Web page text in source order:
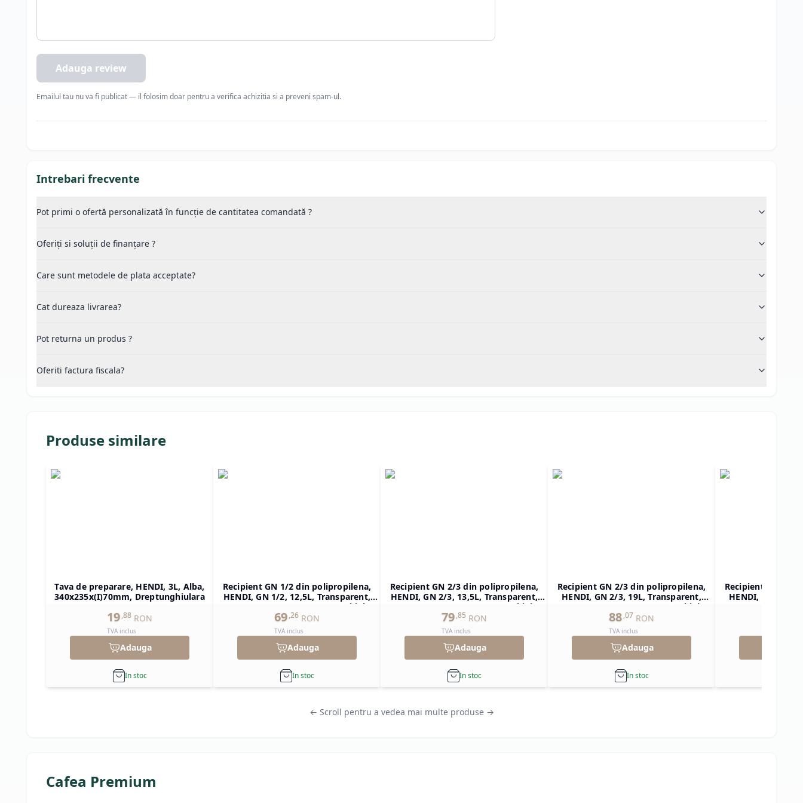
Adauga review
Emailul tau nu va fi publicat — il folosim doar pentru a verifica achizitia si a preveni spam-ul.
Intrebari frecvente
Pot primi o ofertă personalizată în funcție de cantitatea comandată ?
Oferiți si soluții de finanțare ?
Care sunt metodele de plata acceptate?
Cat dureaza livrarea?
Pot returna un produs ?
Oferiti factura fiscala?
Produse similare
Tava de preparare, HENDI, 3L, Alba,
340x235x(I)70mm, Dreptunghiulara
19,88 RON
TVA inclus
Adauga
In stoc
Recipient GN 1/2 din polipropilena,
HENDI, GN 1/2, 12,5L, Transparent,
325x265x(H)200mm, Dreptunghiular
69,26 RON
TVA inclus
Adauga
In stoc
Recipient GN 2/3 din polipropilena,
HENDI, GN 2/3, 13,5L, Transparent,
354x325x(H)150mm, Dreptunghiular
79,85 RON
TVA inclus
Adauga
In stoc
Recipient GN 2/3 din polipropilena,
HENDI, GN 2/3, 19L, Transparent,
354x325x(H)200mm, Dreptunghiular
88,07 RON
TVA inclus
Adauga
In stoc
Recipient GN 1/2
HENDI, GN 1/2,
← Scroll pentru a vedea mai multe produse →
Cafea Premium